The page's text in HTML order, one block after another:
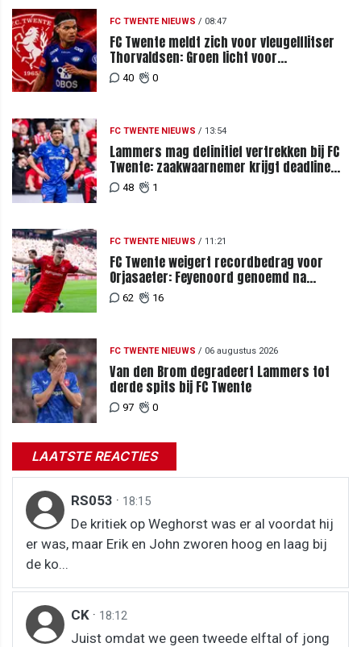
FC TWENTE NIEUWS / 08:47
FC Twente meldt zich voor vleugelflitser
Thorvaldsen: Groen licht voor
miljoenenbod
40 0
FC TWENTE NIEUWS / 13:54
Lammers mag definitief vertrekken bij FC
Twente: zaakwaarnemer krijgt deadline
vanwege komst vervanger
48 1
FC TWENTE NIEUWS / 11:21
FC Twente weigert recordbedrag voor
Orjasaeter: Feyenoord genoemd na
megabod
62 16
FC TWENTE NIEUWS / 06 augustus 2026
Van den Brom degradeert Lammers tot
derde spits bij FC Twente
97 0
LAATSTE REACTIES
RS053 · 18:15
De kritiek op Weghorst was er al voordat hij
er was, maar Erik en John zworen hoog en laag bij
de ko...
CK · 18:12
Juist omdat we geen tweede elftal of jong